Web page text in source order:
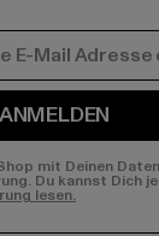
ANMELDEN
mit Deinen
Du kannst Dich
lesen.